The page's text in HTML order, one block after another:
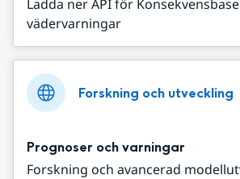
Ladda ner API för
vädervarningar
Forskning och utveckling
Prognoser och varningar
Forskning och avancerad